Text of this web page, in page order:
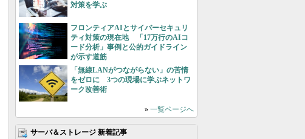
対策を学ぶ
フロンティアAIとサイバーセキュリ
ティ対策の現在地 「17万行のAIコ
ード分析」事例と公的ガイドライン
が示す道筋
「無線LANがつながらない」の苦情
をゼロに 3つの現場に学ぶネットワ
ーク改善術
» 一覧ページへ
サーバ＆ストレージ 新着記事